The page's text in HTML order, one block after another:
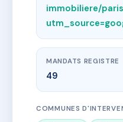
immobiliere/
MANDATS REGISTRE
49
COMMUNES